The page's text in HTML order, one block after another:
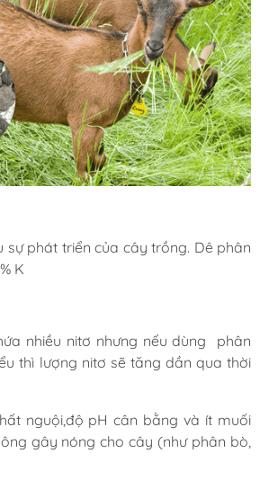
sự phát triển của cây trồng. Dê phân
K
nhiều nitơ nhưng nếu dùng phân
thì lượng nitơ sẽ tăng dần qua thời
nguội,độ pH cân bằng và ít muối
gây nóng cho cây (như phân bò,